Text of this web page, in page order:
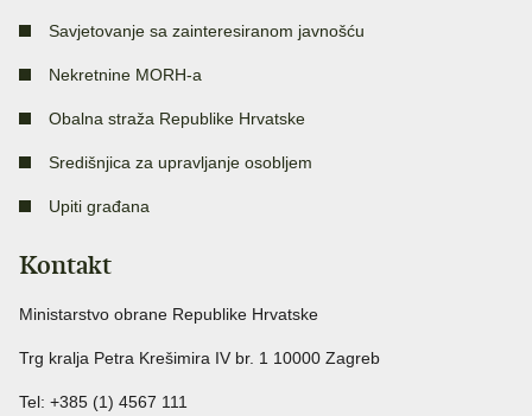
Savjetovanje sa zainteresiranom javnošću
Nekretnine MORH-a
Obalna straža Republike Hrvatske
Središnjica za upravljanje osobljem
Upiti građana
Kontakt
Ministarstvo obrane Republike Hrvatske
Trg kralja Petra Krešimira IV br. 1 10000 Zagreb
Tel: +385 (1) 4567 111